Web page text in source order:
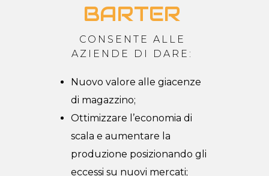
BARTER
CONSENTE ALLE
AZIENDE DI DARE:
Nuovo valore alle giacenze
di magazzino;
Ottimizzare l’economia di
scala e aumentare la
produzione posizionando gli
eccessi su nuovi mercati;